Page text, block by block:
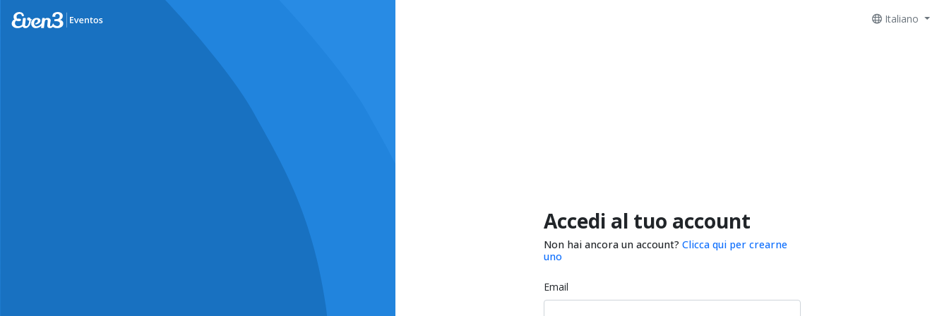
Italiano
Accedi al tuo account
Non hai ancora un account? Clicca qui per crearne
uno
Email